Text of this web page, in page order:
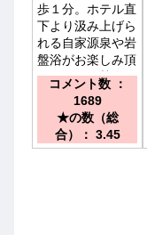
歩１分。ホテル直
下より汲み上げら
れる自家源泉や岩
盤浴がお楽しみ頂
けます。／熱海駅
より徒歩にて２分
コメント数 ：
1689
★の数（総
合）： 3.45